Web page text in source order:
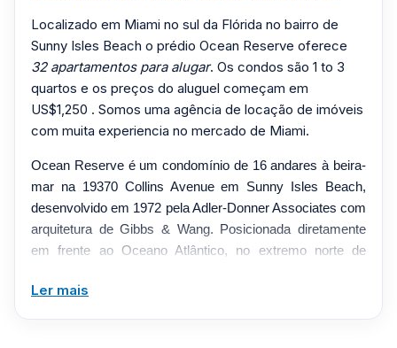
Localizado em Miami no sul da Flórida no bairro de
Sunny Isles Beach o prédio Ocean Reserve oferece
32 apartamentos para alugar. Os condos são 1 to 3
quartos e os preços do aluguel começam em
US$1,250 . Somos uma agência de locação de imóveis
com muita experiencia no mercado de Miami.
Ocean Reserve é um condomínio de 16 andares à beira-
mar na 19370 Collins Avenue em Sunny Isles Beach,
desenvolvido em 1972 pela Adler-Donner Associates com
arquitetura de Gibbs & Wang. Posicionada diretamente
em frente ao Oceano Atlântico, no extremo norte de
variam de estúdios e layouts de um quarto a plantas
Ler mais